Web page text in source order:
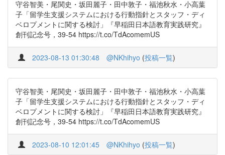
守谷智美・尾関史・坂田麗子・田中敦子・福池秋水・小高葉
子「留学生支援システムにおける行動指針とスタッフ・ディ
ベロプメントに関する検討」『早稲田日本語教育実践研究』
創刊記念号，39-54 https://t.co/TdAcomemUS
2023-08-13 01:30:48 @NKhihyo (投稿一覧)
守谷智美・尾関史・坂田麗子・田中敦子・福池秋水・小高葉
子「留学生支援システムにおける行動指針とスタッフ・ディ
ベロプメントに関する検討」『早稲田日本語教育実践研究』
創刊記念号，39-54 https://t.co/TdAcomemUS
2023-08-10 12:01:45 @NKhihyo (投稿一覧)